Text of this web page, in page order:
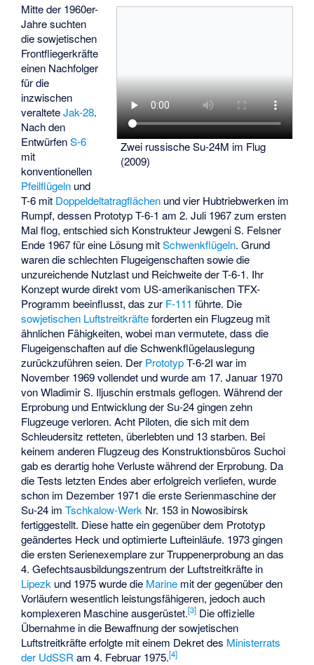
Zwei russische Su-24M im Flug
(2009)
Mitte der 1960er-
Jahre suchten
die sowjetischen
Frontfliegerkräfte
einen Nachfolger
für die
inzwischen
veralteteJak-28.
Nach den
EntwürfenS-6
mit
konventionellen
Pfeilflügeln und
T-6 mit Doppeldeltatragflächen und vier Hubtriebwerken im
Rumpf, dessen Prototyp T-6-1 am 2. Juli 1967 zum ersten
Mal flog, entschied sich Konstrukteur Jewgeni S. Felsner
Ende 1967 für eine Lösung mitSchwenkflügeln. Grund
waren die schlechten Flugeigenschaften sowie die
unzureichende Nutzlast und Reichweite der T-6-1. Ihr
Konzept wurde direkt vom US-amerikanischen TFX-
Programm beeinflusst, das zur F-111 führte. Die
sowjetischen Luftstreitkräfteforderten ein Flugzeug mit
ähnlichen Fähigkeiten, wobei man vermutete, dass die
Flugeigenschaften auf die Schwenkflügelauslegung
zurückzuführen seien. Der PrototypT-6-2I war im
November 1969 vollendet und wurde am 17. Januar 1970
vonWladimir S. Iljuschinerstmals geflogen. Während der
Erprobung und Entwicklung der Su-24 gingen zehn
Flugzeuge verloren. Acht Piloten, die sich mit dem
Schleudersitz retteten, überlebten und 13 starben. Bei
keinem anderen Flugzeug des Konstruktionsbüros Suchoi
gab es derartig hohe Verluste während der Erprobung. Da
die Tests letzten Endes aber erfolgreich verliefen, wurde
schon im Dezember 1971 die erste Serienmaschine der
Su-24 imTschkalow-Werk Nr. 153 in Nowosibirsk
fertiggestellt. Diese hatte ein gegenüber dem Prototyp
geändertes Heck und optimierte Lufteinläufe. 1973 gingen
die ersten Serienexemplare zur Truppenerprobung an das
4. Gefechtsausbildungszentrum der Luftstreitkräfte in
Lipezk und 1975 wurde die Marine mit der gegenüber den
Vorläufern wesentlich leistungsfähigeren, jedoch auch
komplexeren Maschine ausgerüstet.[3] Die offizielle
Übernahme in die Bewaffnung der sowjetischen
Luftstreitkräfte erfolgte mit einem Dekret des Ministerrats
der UdSSR am 4. Februar 1975.[4]